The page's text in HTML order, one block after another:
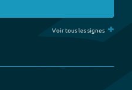
Voir tous les signes +